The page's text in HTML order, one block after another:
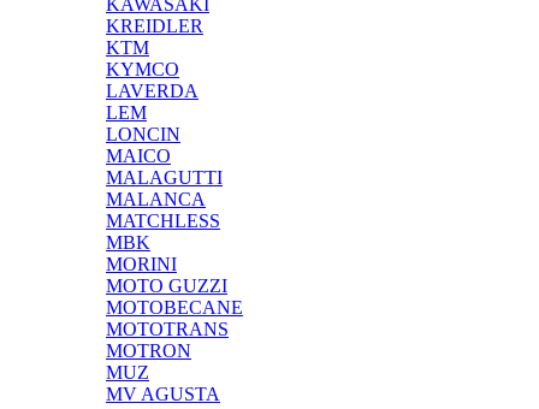
KAWASAKI
KREIDLER
KTM
KYMCO
LAVERDA
LEM
LONCIN
MAICO
MALAGUTTI
MALANCA
MATCHLESS
MBK
MORINI
MOTO GUZZI
MOTOBECANE
MOTOTRANS
MOTRON
MUZ
MV AGUSTA